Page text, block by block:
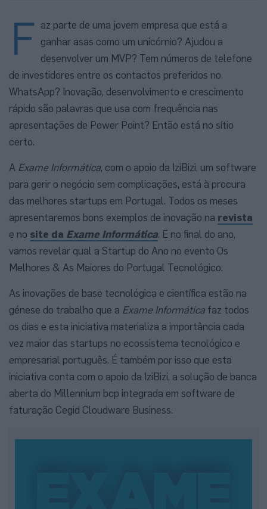
F az parte de uma jovem empresa que está a
ganhar asas como um unicórnio? Ajudou a
desenvolver um MVP? Tem números de telefone
de investidores entre os contactos preferidos no
WhatsApp? Inovação, desenvolvimento e crescimento
rápido são palavras que usa com frequência nas
apresentações de Power Point? Então está no sítio
certo.
A Exame Informática, com o apoio da IziBizi, um software
para gerir o negócio sem complicações, está à procura
das melhores startups em Portugal. Todos os meses
apresentaremos bons exemplos de inovação na revista
e no site da Exame Informática. E no final do ano,
vamos revelar qual a Startup do Ano no evento Os
Melhores & As Maiores do Portugal Tecnológico.
As inovações de base tecnológica e científica estão na
génese do trabalho que a Exame Informática faz todos
os dias e esta iniciativa materializa a importância cada
vez maior das startups no ecossistema tecnológico e
empresarial português. É também por isso que esta
iniciativa conta com o apoio da IziBizi, a solução de banca
aberta do Millennium bcp integrada em software de
faturação Cegid Cloudware Business.